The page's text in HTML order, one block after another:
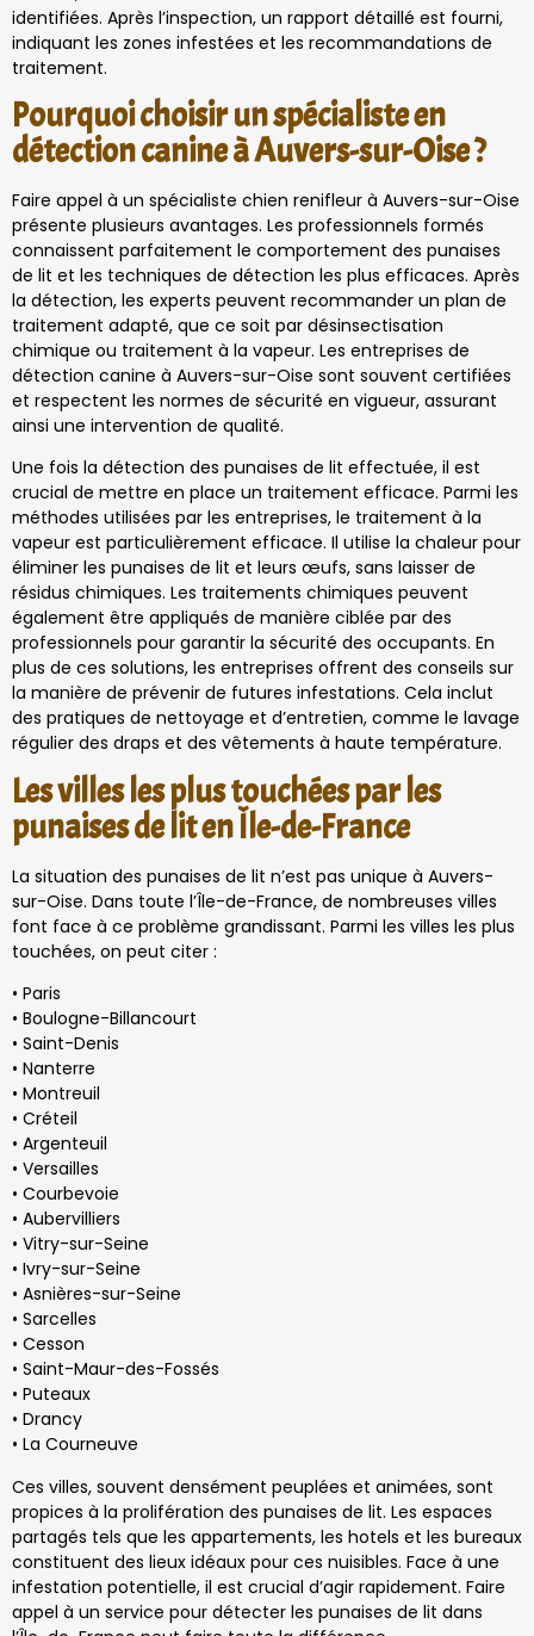
identifiées. Après l’inspection, un rapport détaillé est fourni,
indiquant les zones infestées et les recommandations de
traitement.
Pourquoi choisir un spécialiste en
détection canine à Auvers-sur-Oise ?
Faire appel à un spécialiste chien renifleur à Auvers-sur-Oise
présente plusieurs avantages. Les professionnels formés
connaissent parfaitement le comportement des punaises
de lit et les techniques de détection les plus efficaces. Après
la détection, les experts peuvent recommander un plan de
traitement adapté, que ce soit par désinsectisation
chimique ou traitement à la vapeur. Les entreprises de
détection canine à Auvers-sur-Oise sont souvent certifiées
et respectent les normes de sécurité en vigueur, assurant
ainsi une intervention de qualité.
Une fois la détection des punaises de lit effectuée, il est
crucial de mettre en place un traitement efficace. Parmi les
méthodes utilisées par les entreprises, le traitement à la
vapeur est particulièrement efficace. Il utilise la chaleur pour
éliminer les punaises de lit et leurs œufs, sans laisser de
résidus chimiques. Les traitements chimiques peuvent
également être appliqués de manière ciblée par des
professionnels pour garantir la sécurité des occupants. En
plus de ces solutions, les entreprises offrent des conseils sur
la manière de prévenir de futures infestations. Cela inclut
des pratiques de nettoyage et d’entretien, comme le lavage
régulier des draps et des vêtements à haute température.
Les villes les plus touchées par les
punaises de lit en Île-de-France
La situation des punaises de lit n’est pas unique à Auvers-
sur-Oise. Dans toute l’Île-de-France, de nombreuses villes
font face à ce problème grandissant. Parmi les villes les plus
touchées, on peut citer :
• Paris
• Boulogne-Billancourt
• Saint-Denis
• Nanterre
• Montreuil
• Créteil
• Argenteuil
• Versailles
• Courbevoie
• Aubervilliers
• Vitry-sur-Seine
• Ivry-sur-Seine
• Asnières-sur-Seine
• Sarcelles
• Cesson
• Saint-Maur-des-Fossés
• Puteaux
• Drancy
• La Courneuve
Ces villes, souvent densément peuplées et animées, sont
propices à la prolifération des punaises de lit. Les espaces
partagés tels que les appartements, les hotels et les bureaux
constituent des lieux idéaux pour ces nuisibles. Face à une
infestation potentielle, il est crucial d’agir rapidement. Faire
appel à un service pour détecter les punaises de lit dans